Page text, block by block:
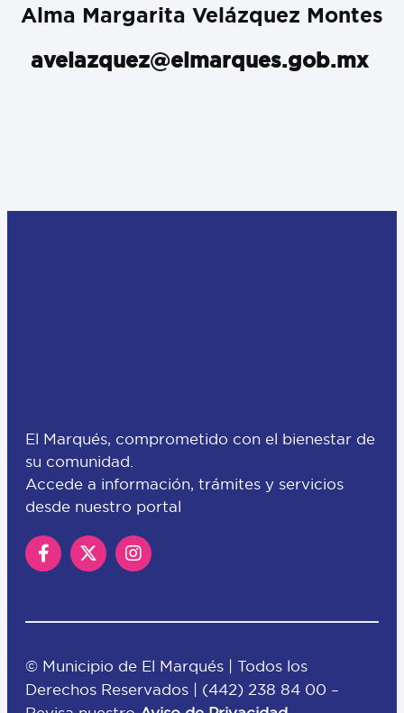
Alma Margarita Velázquez Montes
avelazquez@elmarques.gob.mx
El Marqués, comprometido con el bienestar de
su comunidad.
Accede a información, trámites y servicios
desde nuestro portal
© Municipio de El Marqués | Todos los
Derechos Reservados | (442) 238 84 00 –